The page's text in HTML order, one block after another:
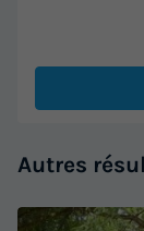
Autres